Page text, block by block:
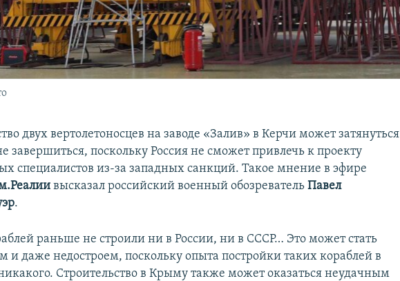
двух вертолетоносцев на заводе «Залив» в Керчи может затянуться
завершиться, поскольку Россия не сможет привлечь к проекту
специалистов из-за западных санкций. Такое мнение в эфире
высказал российский военный обозревательПавел
.
раньше не строили ни в России, ни в СССР… Это может стать
и даже недостроем, поскольку опыта постройки таких кораблей в
Строительство в Крыму также может оказаться неудачным